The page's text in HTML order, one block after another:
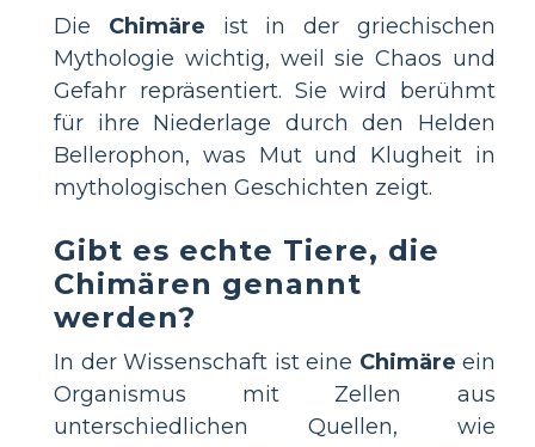
Die Chimäre ist in der griechischen
Mythologie wichtig, weil sie Chaos und
Gefahr repräsentiert. Sie wird berühmt
für ihre Niederlage durch den Helden
Bellerophon, was Mut und Klugheit in
mythologischen Geschichten zeigt.
Gibt es echte Tiere, die
Chimären genannt
werden?
In der Wissenschaft ist eine Chimäre ein
Organismus mit Zellen aus
unterschiedlichen Quellen, wie